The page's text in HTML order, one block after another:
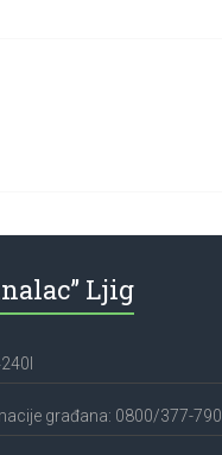
Ljig
građana: 0800/377-790